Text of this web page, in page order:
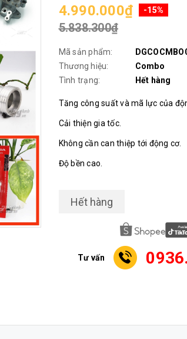
4.990.000₫ -15%
5.838.300₫
Mã sản phẩm:
Thương hiệu:
Combo
Tình trạng:
Hết hàng
Tăng công suất và mã lực của
Cải thiện gia tốc.
Không cần can thiệp tới động cơ.
Độ bền cao.
Hết hàng
Tư vấn